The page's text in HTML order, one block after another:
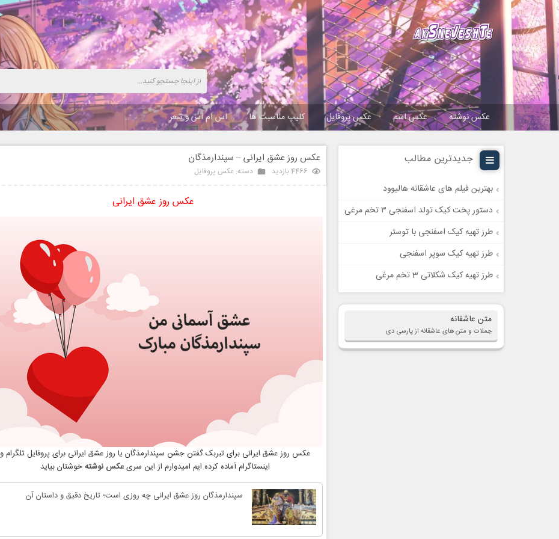
عکس نوشته عکس اسم عکس پروفایل کلیپ مناسبت ها اس ام اس و شعر
جدیدترین مطالب
بهترین فیلم های عاشقانه هالیوود
دستور پخت کیک تولد اسفنجی ۳ تخم مرغی
طرز تهیه کیک اسفنجی با توستر
طرز تهیه کیک سوپر اسفنجی
طرز تهیه کیک شکلاتی 3 تخم مرغی
متن عاشقانه
جملات و متن های عاشقانه از پارسی دی
عکس روز عشق ایرانی – سپندارمذگان
4466 بازدید دسته: عکس پروفایل
عکس روز عشق ایرانی
عکس روز عشق ایرانی برای تبربک گفتن جشن سپندارمذگان یا روز عشق ایرانی برای پروفایل تلگرام و
اینستاگرام آماده کرده ایم امیدوارم از این سری عکس نوشته خوشتان بیاید
سپندارمذگان روز عشق ایرانی چه روزی است؛ تاریخ دقیق و داستان آن